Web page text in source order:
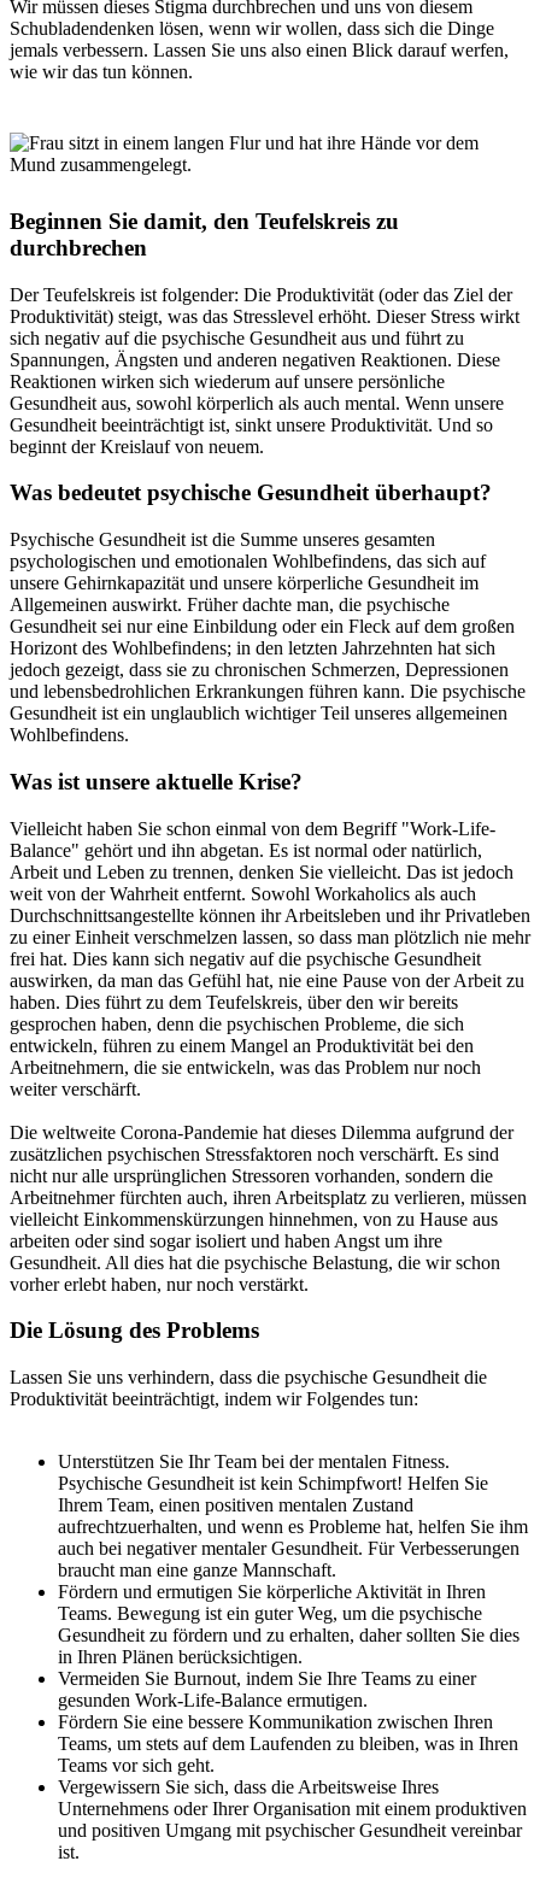
Wir müssen dieses Stigma durchbrechen und uns von diesem
Schubladendenken lösen, wenn wir wollen, dass sich die Dinge
jemals verbessern. Lassen Sie uns also einen Blick darauf werfen,
wie wir das tun können.
Beginnen Sie damit, den Teufelskreis zu
durchbrechen
Der Teufelskreis ist folgender: Die Produktivität (oder das Ziel der
Produktivität) steigt, was das Stresslevel erhöht. Dieser Stress wirkt
sich negativ auf die psychische Gesundheit aus und führt zu
Spannungen, Ängsten und anderen negativen Reaktionen. Diese
Reaktionen wirken sich wiederum auf unsere persönliche
Gesundheit aus, sowohl körperlich als auch mental. Wenn unsere
Gesundheit beeinträchtigt ist, sinkt unsere Produktivität. Und so
beginnt der Kreislauf von neuem.
Was bedeutet psychische Gesundheit überhaupt?
Psychische Gesundheit ist die Summe unseres gesamten
psychologischen und emotionalen Wohlbefindens, das sich auf
unsere Gehirnkapazität und unsere körperliche Gesundheit im
Allgemeinen auswirkt. Früher dachte man, die psychische
Gesundheit sei nur eine Einbildung oder ein Fleck auf dem großen
Horizont des Wohlbefindens; in den letzten Jahrzehnten hat sich
jedoch gezeigt, dass sie zu chronischen Schmerzen, Depressionen
und lebensbedrohlichen Erkrankungen führen kann. Die psychische
Gesundheit ist ein unglaublich wichtiger Teil unseres allgemeinen
Wohlbefindens.
Was ist unsere aktuelle Krise?
Vielleicht haben Sie schon einmal von dem Begriff "Work-Life-
Balance" gehört und ihn abgetan. Es ist normal oder natürlich,
Arbeit und Leben zu trennen, denken Sie vielleicht. Das ist jedoch
weit von der Wahrheit entfernt. Sowohl Workaholics als auch
Durchschnittsangestellte können ihr Arbeitsleben und ihr Privatleben
zu einer Einheit verschmelzen lassen, so dass man plötzlich nie mehr
frei hat. Dies kann sich negativ auf die psychische Gesundheit
auswirken, da man das Gefühl hat, nie eine Pause von der Arbeit zu
haben. Dies führt zu dem Teufelskreis, über den wir bereits
gesprochen haben, denn die psychischen Probleme, die sich
entwickeln, führen zu einem Mangel an Produktivität bei den
Arbeitnehmern, die sie entwickeln, was das Problem nur noch
weiter verschärft.
Die weltweite Corona-Pandemie hat dieses Dilemma aufgrund der
zusätzlichen psychischen Stressfaktoren noch verschärft. Es sind
nicht nur alle ursprünglichen Stressoren vorhanden, sondern die
Arbeitnehmer fürchten auch, ihren Arbeitsplatz zu verlieren, müssen
vielleicht Einkommenskürzungen hinnehmen, von zu Hause aus
arbeiten oder sind sogar isoliert und haben Angst um ihre
Gesundheit. All dies hat die psychische Belastung, die wir schon
vorher erlebt haben, nur noch verstärkt.
Die Lösung des Problems
Lassen Sie uns verhindern, dass die psychische Gesundheit die
Produktivität beeinträchtigt, indem wir Folgendes tun:
Unterstützen Sie Ihr Team bei der mentalen Fitness.
Psychische Gesundheit ist kein Schimpfwort! Helfen Sie
Ihrem Team, einen positiven mentalen Zustand
aufrechtzuerhalten, und wenn es Probleme hat, helfen Sie ihm
auch bei negativer mentaler Gesundheit. Für Verbesserungen
braucht man eine ganze Mannschaft.
Fördern und ermutigen Sie körperliche Aktivität in Ihren
Teams. Bewegung ist ein guter Weg, um die psychische
Gesundheit zu fördern und zu erhalten, daher sollten Sie dies
in Ihren Plänen berücksichtigen.
Vermeiden Sie Burnout, indem Sie Ihre Teams zu einer
gesunden Work-Life-Balance ermutigen.
Fördern Sie eine bessere Kommunikation zwischen Ihren
Teams, um stets auf dem Laufenden zu bleiben, was in Ihren
Teams vor sich geht.
Vergewissern Sie sich, dass die Arbeitsweise Ihres
Unternehmens oder Ihrer Organisation mit einem produktiven
und positiven Umgang mit psychischer Gesundheit vereinbar
ist.